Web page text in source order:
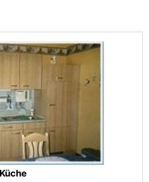
Küche